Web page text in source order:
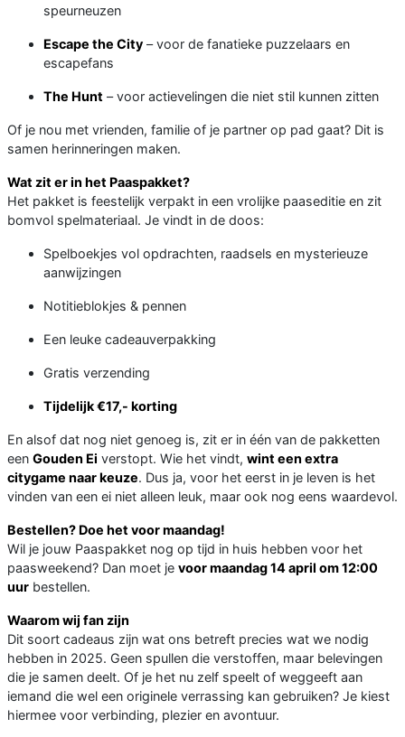
speurneuzen
Escape the City – voor de fanatieke puzzelaars en
escapefans
The Hunt – voor actievelingen die niet stil kunnen zitten
Of je nou met vrienden, familie of je partner op pad gaat? Dit is
samen herinneringen maken.
Wat zit er in het Paaspakket?
Het pakket is feestelijk verpakt in een vrolijke paaseditie en zit
bomvol spelmateriaal. Je vindt in de doos:
Spelboekjes vol opdrachten, raadsels en mysterieuze
aanwijzingen
Notitieblokjes & pennen
Een leuke cadeauverpakking
Gratis verzending
Tijdelijk €17,- korting
En alsof dat nog niet genoeg is, zit er in één van de pakketten
een Gouden Ei verstopt. Wie het vindt, wint een extra
citygame naar keuze. Dus ja, voor het eerst in je leven is het
vinden van een ei niet alleen leuk, maar ook nog eens waardevol.
Bestellen? Doe het voor maandag!
Wil je jouw Paaspakket nog op tijd in huis hebben voor het
paasweekend? Dan moet je voor maandag 14 april om 12:00
uur bestellen.
Waarom wij fan zijn
Dit soort cadeaus zijn wat ons betreft precies wat we nodig
hebben in 2025. Geen spullen die verstoffen, maar belevingen
die je samen deelt. Of je het nu zelf speelt of weggeeft aan
iemand die wel een originele verrassing kan gebruiken? Je kiest
hiermee voor verbinding, plezier en avontuur.